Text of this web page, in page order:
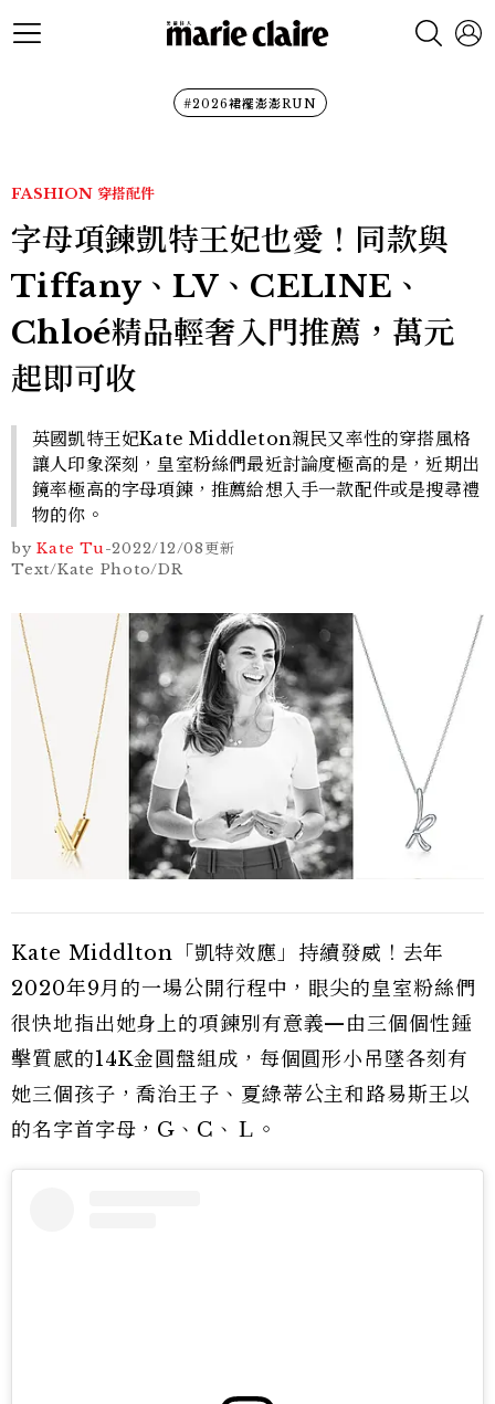
#2026裙襬澎澎RUN
FASHION 穿搭配件
字母項鍊凱特王妃也愛！同款與
Tiffany、LV、CELINE、
Chloé精品輕奢入門推薦，萬元
起即可收
英國凱特王妃Kate Middleton親民又率性的穿搭風格
讓人印象深刻，皇室粉絲們最近討論度極高的是，近期出
鏡率極高的字母項鍊，推薦給想入手一款配件或是搜尋禮
物的你。
by Kate Tu-2022/12/08更新
Text/Kate Photo/DR
Kate Middlton「凱特效應」持續發威！去年
2020年9月的一場公開行程中，眼尖的皇室粉絲們
很快地指出她身上的項鍊別有意義—由三個個性錘
擊質感的14K金圓盤組成，每個圓形小吊墜各刻有
她三個孩子，喬治王子、夏綠蒂公主和路易斯王以
的名字首字母，G、C、Ｌ。